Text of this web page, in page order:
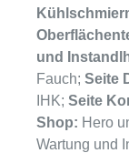
und
Fauch; Seite
IHK; Seite
Shop: Hero
Wartung und